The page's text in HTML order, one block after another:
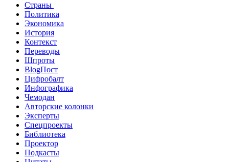
Страны
Политика
Экономика
История
Контекст
Переводы
Шпроты
BlogПост
Цифробалт
Инфографика
Чемодан
Авторские колонки
Эксперты
Спецпроекты
Библиотека
Проектор
Подкасты